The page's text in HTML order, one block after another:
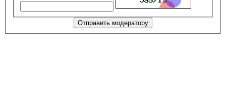
Отправить модератору